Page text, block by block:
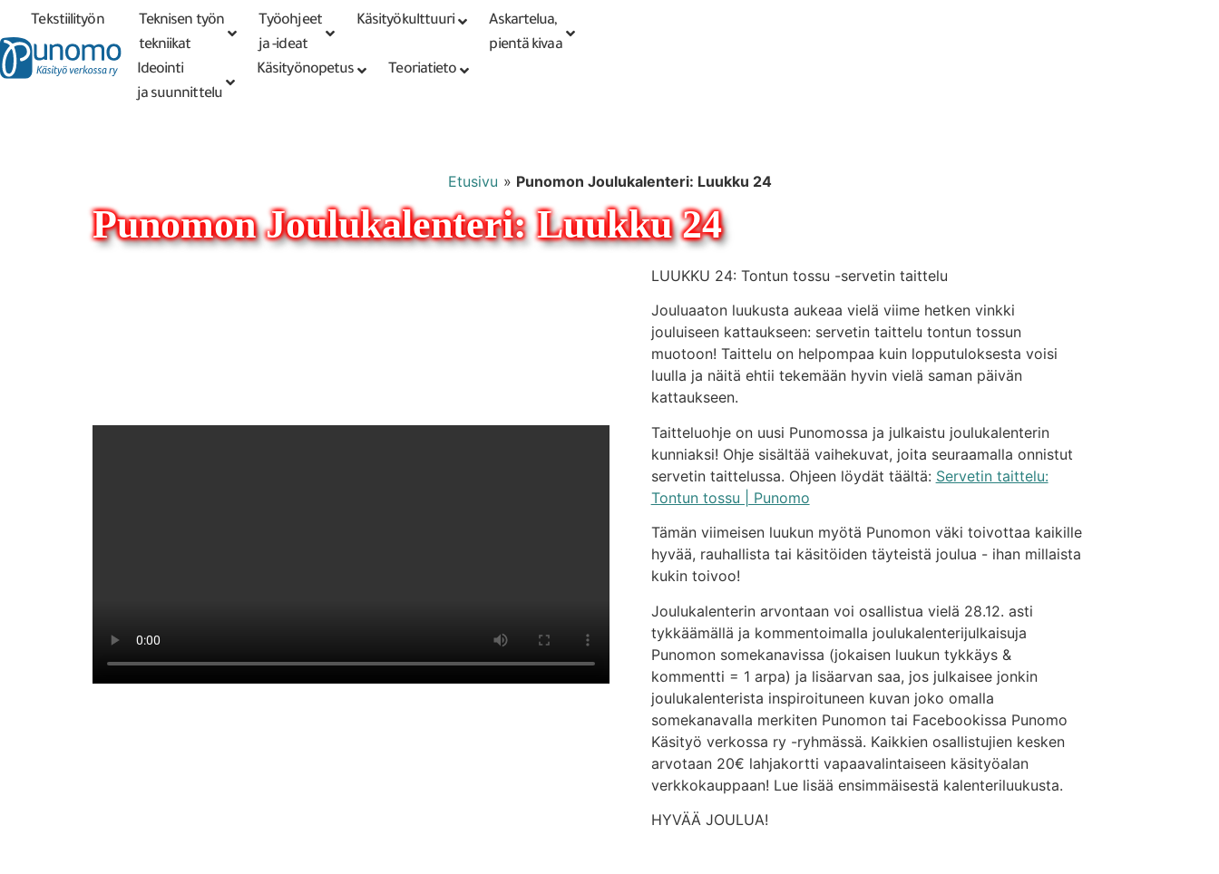
Tarkennettu PunomoputiikkiKirjaudu tai
rekisteröidy
Tekstiilityön
tekniikat
Teknisen työn
tekniikat
Työohjeet
ja -ideat
Käsityökulttuuri
Askartelua,
pientä kivaa
Ideointi
ja suunnittelu
Käsityönopetus Teoriatieto
Etusivu » Punomon Joulukalenteri: Luukku 24
Punomon Joulukalenteri: Luukku 24
LUUKKU 24: Tontun tossu -servetin taittelu
Jouluaaton luukusta aukeaa vielä viime hetken vinkki
jouluiseen kattaukseen: servetin taittelu tontun tossun
muotoon! Taittelu on helpompaa kuin lopputuloksesta voisi
luulla ja näitä ehtii tekemään hyvin vielä saman päivän
kattaukseen.
Taitteluohje on uusi Punomossa ja julkaistu joulukalenterin
kunniaksi! Ohje sisältää vaihekuvat, joita seuraamalla onnistut
servetin taittelussa. Ohjeen löydät täältä: Servetin taittelu:
Tontun tossu | Punomo
Tämän viimeisen luukun myötä Punomon väki toivottaa kaikille
hyvää, rauhallista tai käsitöiden täyteistä joulua - ihan millaista
kukin toivoo!
Joulukalenterin arvontaan voi osallistua vielä 28.12. asti
tykkäämällä ja kommentoimalla joulukalenterijulkaisuja
Punomon somekanavissa (jokaisen luukun tykkäys &
kommentti = 1 arpa) ja lisäarvan saa, jos julkaisee jonkin
joulukalenterista inspiroituneen kuvan joko omalla
somekanavalla merkiten Punomon tai Facebookissa Punomo
Käsityö verkossa ry -ryhmässä. Kaikkien osallistujien kesken
arvotaan 20€ lahjakortti vapaavalintaiseen käsityöalan
verkkokauppaan! Lue lisää ensimmäisestä kalenteriluukusta.
HYVÄÄ JOULUA!